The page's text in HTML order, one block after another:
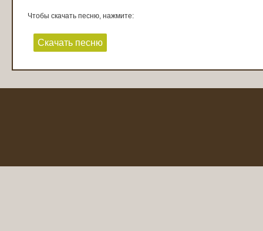
Чтобы скачать песню, нажмите:
Скачать песню